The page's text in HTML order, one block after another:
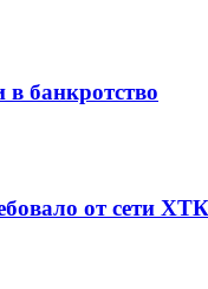
банкротство
от сети